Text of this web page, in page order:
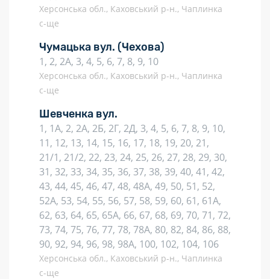
Херсонська обл., Каховський р-н., Чаплинка
с-ще
Чумацька вул. (Чехова)
1, 2, 2А, 3, 4, 5, 6, 7, 8, 9, 10
Херсонська обл., Каховський р-н., Чаплинка
с-ще
Шевченка вул.
1, 1А, 2, 2А, 2Б, 2Г, 2Д, 3, 4, 5, 6, 7, 8, 9, 10,
11, 12, 13, 14, 15, 16, 17, 18, 19, 20, 21,
21/1, 21/2, 22, 23, 24, 25, 26, 27, 28, 29, 30,
31, 32, 33, 34, 35, 36, 37, 38, 39, 40, 41, 42,
43, 44, 45, 46, 47, 48, 48А, 49, 50, 51, 52,
52А, 53, 54, 55, 56, 57, 58, 59, 60, 61, 61А,
62, 63, 64, 65, 65А, 66, 67, 68, 69, 70, 71, 72,
73, 74, 75, 76, 77, 78, 78А, 80, 82, 84, 86, 88,
90, 92, 94, 96, 98, 98А, 100, 102, 104, 106
Херсонська обл., Каховський р-н., Чаплинка
с-ще